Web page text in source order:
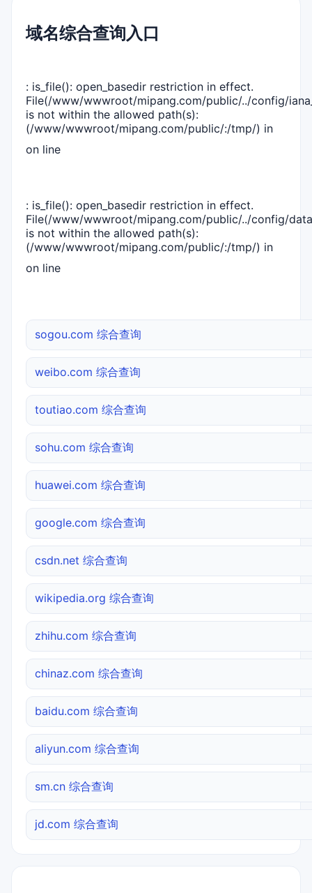
域名综合查询入口
: is_file(): open_basedir restriction in effect.
File(/www/wwwroot/mipang.com/public/../config/
is not within the allowed path(s):
(/www/wwwroot/mipang.com/public/:/tmp/) in
on line
: is_file(): open_basedir restriction in effect.
File(/www/wwwroot/mipang.com/public/../config/
is not within the allowed path(s):
(/www/wwwroot/mipang.com/public/:/tmp/) in
on line
sogou.com 综合查询
weibo.com 综合查询
toutiao.com 综合查询
sohu.com 综合查询
huawei.com 综合查询
google.com 综合查询
csdn.net 综合查询
wikipedia.org 综合查询
zhihu.com 综合查询
chinaz.com 综合查询
baidu.com 综合查询
aliyun.com 综合查询
sm.cn 综合查询
jd.com 综合查询